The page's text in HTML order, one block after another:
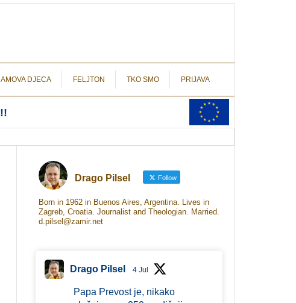
DJECA FELJTON TKO SMO PRIJAVA
Drago Pilsel Follow
Born in 1962 in Buenos Aires, Argentina. Lives in
Zagreb, Croatia. Journalist and Theologian. Married.
d.pilsel@zamir.net
Drago Pilsel 4 Jul
Papa Prevost je, nikako